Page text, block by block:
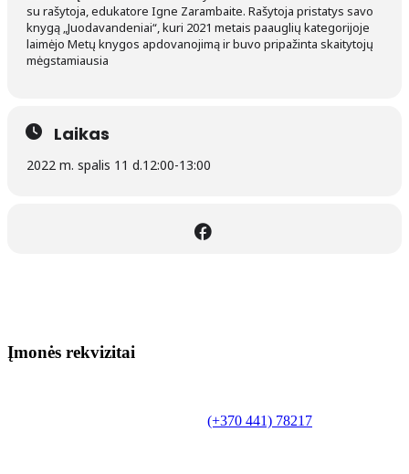
su rašytoja, edukatore Igne Zarambaite. Rašytoja pristatys savo
knygą „Juodavandeniai“, kuri 2021 metais paauglių kategorijoje
laimėjo Metų knygos apdovanojimą ir buvo pripažinta skaitytojų
mėgstamiausia
Laikas
2022 m. spalis 11 d.12:00-13:00
Įmonės rekvizitai
(+370 441) 78217